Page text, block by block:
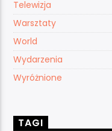
Telewizja
Warsztaty
World
Wydarzenia
Wyróżnione
TAGI